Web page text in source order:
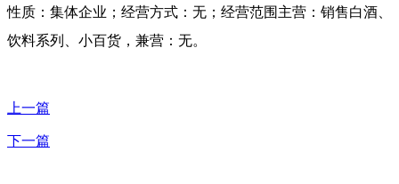
性质：集体企业；经营方式：无；经营范围主营：销售白酒、
饮料系列、小百货，兼营：无。
上一篇
下一篇